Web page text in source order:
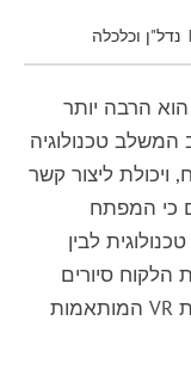
נדל"ן וכלכלה
הרבה יותר
טכנולוגיה
ליצור קשר
כי המפתח
לבין
הלקוח סיורים
וירטואליים מותאמים אישית יצירת חוויות VR המותאמות